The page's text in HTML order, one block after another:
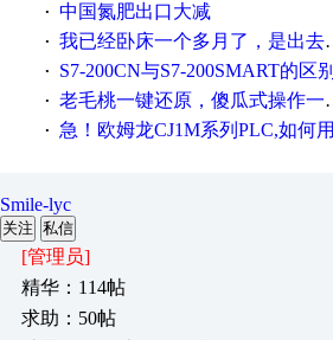
· 中国氮肥出口大减
· 我已经卧床一个多月了，是出去安装机械手在高速遭遇车祸所致:大家工作都要特别注意啊
· S7-200CN与S7-200SMART的区别
· 老毛桃一键还原，傻瓜式操作一键轻松备份还原；程序为向导式安装，一键即可实现自动备份或还原系统。
· 急！欧姆龙CJ1M系列PLC,如何用时间控制变频器。要求时间在组态王中可以自由输入！拜托各位大神了！
Smile-lyc
关注 私信
[管理员]
精华：114帖
求助：50帖